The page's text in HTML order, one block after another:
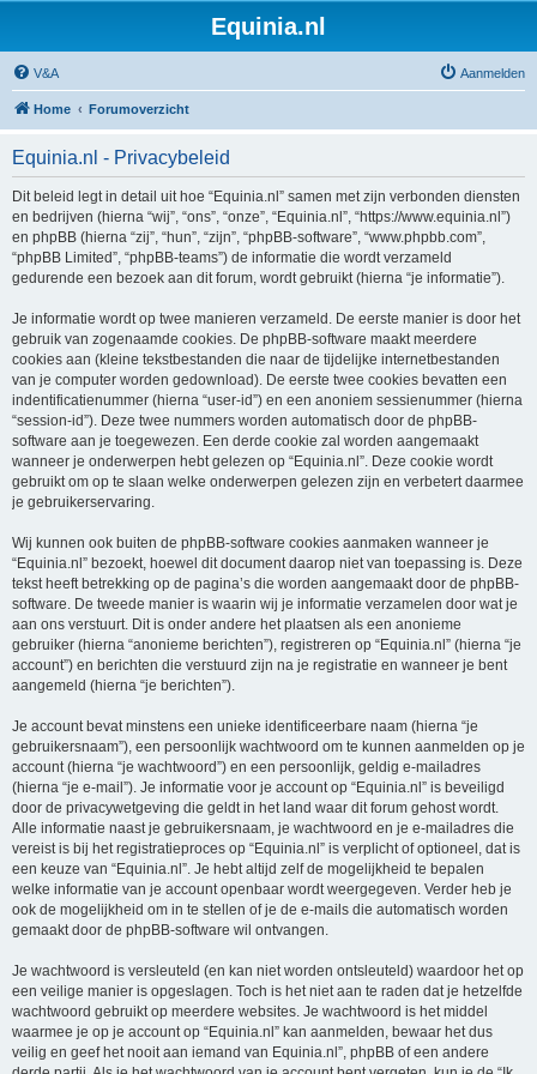
Equinia.nl
V&A Aanmelden
Home Forumoverzicht
Equinia.nl - Privacybeleid
Dit beleid legt in detail uit hoe “Equinia.nl” samen met zijn verbonden diensten
en bedrijven (hierna “wij”, “ons”, “onze”, “Equinia.nl”, “https://www.equinia.nl”)
en phpBB (hierna “zij”, “hun”, “zijn”, “phpBB-software”, “www.phpbb.com”,
“phpBB Limited”, “phpBB-teams”) de informatie die wordt verzameld
gedurende een bezoek aan dit forum, wordt gebruikt (hierna “je informatie”).
Je informatie wordt op twee manieren verzameld. De eerste manier is door het
gebruik van zogenaamde cookies. De phpBB-software maakt meerdere
cookies aan (kleine tekstbestanden die naar de tijdelijke internetbestanden
van je computer worden gedownload). De eerste twee cookies bevatten een
indentificatienummer (hierna “user-id”) en een anoniem sessienummer (hierna
“session-id”). Deze twee nummers worden automatisch door de phpBB-
software aan je toegewezen. Een derde cookie zal worden aangemaakt
wanneer je onderwerpen hebt gelezen op “Equinia.nl”. Deze cookie wordt
gebruikt om op te slaan welke onderwerpen gelezen zijn en verbetert daarmee
je gebruikerservaring.
Wij kunnen ook buiten de phpBB-software cookies aanmaken wanneer je
“Equinia.nl” bezoekt, hoewel dit document daarop niet van toepassing is. Deze
tekst heeft betrekking op de pagina’s die worden aangemaakt door de phpBB-
software. De tweede manier is waarin wij je informatie verzamelen door wat je
aan ons verstuurt. Dit is onder andere het plaatsen als een anonieme
gebruiker (hierna “anonieme berichten”), registreren op “Equinia.nl” (hierna “je
account”) en berichten die verstuurd zijn na je registratie en wanneer je bent
aangemeld (hierna “je berichten”).
Je account bevat minstens een unieke identificeerbare naam (hierna “je
gebruikersnaam”), een persoonlijk wachtwoord om te kunnen aanmelden op je
account (hierna “je wachtwoord”) en een persoonlijk, geldig e-mailadres
(hierna “je e-mail”). Je informatie voor je account op “Equinia.nl” is beveiligd
door de privacywetgeving die geldt in het land waar dit forum gehost wordt.
Alle informatie naast je gebruikersnaam, je wachtwoord en je e-mailadres die
vereist is bij het registratieproces op “Equinia.nl” is verplicht of optioneel, dat is
een keuze van “Equinia.nl”. Je hebt altijd zelf de mogelijkheid te bepalen
welke informatie van je account openbaar wordt weergegeven. Verder heb je
ook de mogelijkheid om in te stellen of je de e-mails die automatisch worden
gemaakt door de phpBB-software wil ontvangen.
Je wachtwoord is versleuteld (en kan niet worden ontsleuteld) waardoor het op
een veilige manier is opgeslagen. Toch is het niet aan te raden dat je hetzelfde
wachtwoord gebruikt op meerdere websites. Je wachtwoord is het middel
waarmee je op je account op “Equinia.nl” kan aanmelden, bewaar het dus
veilig en geef het nooit aan iemand van Equinia.nl”, phpBB of een andere